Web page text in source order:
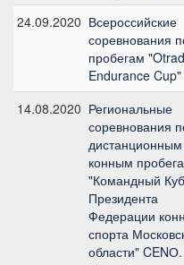
24.09.2020 Всероссийские
соревнования
пробегам
Endurance Cup"
14.08.2020 Региональные
соревнования
дистанционным
конным
"Командный
Президента
Федерации
спорта
области" CENО.